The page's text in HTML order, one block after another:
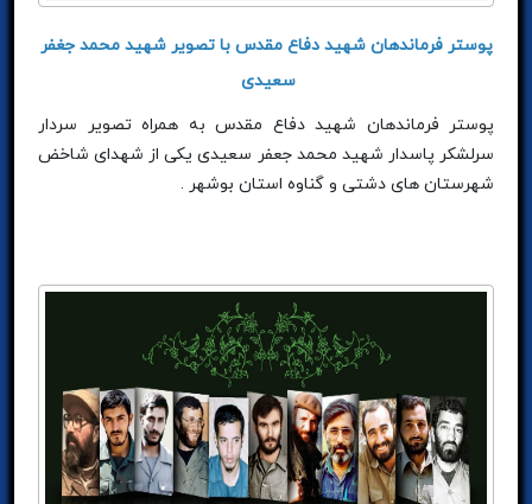
پوستر فرماندهان شهید دفاع مقدس با تصویر شهید محمد جغفر
سعیدی
پوستر فرماندهان شهید دفاع مقدس به همراه تصویر سردار
سرلشکر پاسدار شهید محمد جعفر سعیدی یکی از شهدای شاخض
شهرستان های دشتی و گناوه استان بوشهر .